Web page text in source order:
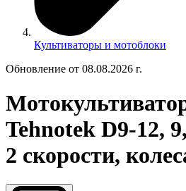
Культиваторы и мотоблоки
Обновление от 08.08.2026 г.
Tehnotek D9-12,
2 скорости,